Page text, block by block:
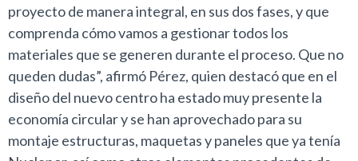
proyecto de manera integral, en sus dos fases, y que
comprenda cómo vamos a gestionar todos los
materiales que se generen durante el proceso. Que no
queden dudas”, afirmó Pérez, quien destacó que en el
diseño del nuevo centro ha estado muy presente la
economía circular y se han aprovechado para su
montaje estructuras, maquetas y paneles que ya tenía